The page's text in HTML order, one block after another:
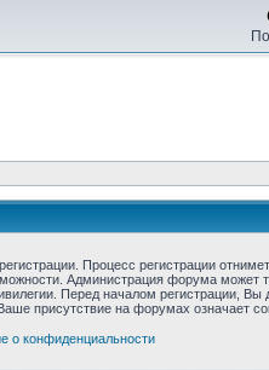
Процесс регистрации
Администрация форума может
Перед началом регистрации, Вы
присутствие на форумах означает
о конфиденциальности